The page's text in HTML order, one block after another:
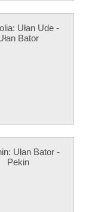
Ułan Ude -
Bator
Ułan Bator -
Pekin